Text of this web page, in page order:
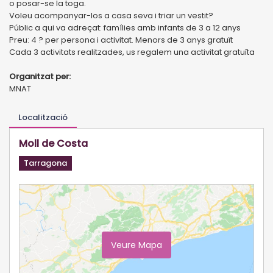
o posar-se la toga.
Voleu acompanyar-los a casa seva i triar un vestit?
Públic a qui va adreçat: famílies amb infants de 3 a 12 anys
Preu: 4 ? per persona i activitat. Menors de 3 anys gratuït
Cada 3 activitats realitzades, us regalem una activitat gratuïta
Organitzat per:
MNAT
Localització
Moll de Costa
Tarragona
Veure Mapa